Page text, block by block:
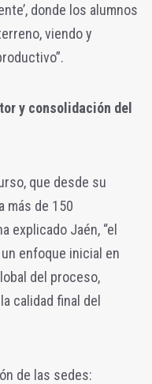
donde los alumnos
viendo y
y consolidación del
que desde su
más de 150
explicado Jaén, “el
enfoque inicial en
del proceso,
calidad final del
de las sedes: